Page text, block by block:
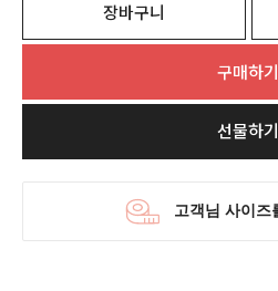
장바구니
구매하기
선물하기